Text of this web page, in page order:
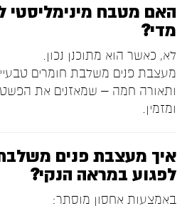
האם מטבח מינימליסטי
מדי?
לא, כאשר הוא מתוכנן נכון.
מעצבת פנים משלבת חומרים
ותאורה חמה – שמאזנים את
ומזמין.
איך מעצבת פנים
לפגוע במראה הנקי?
באמצעות אחסון מוסתר: